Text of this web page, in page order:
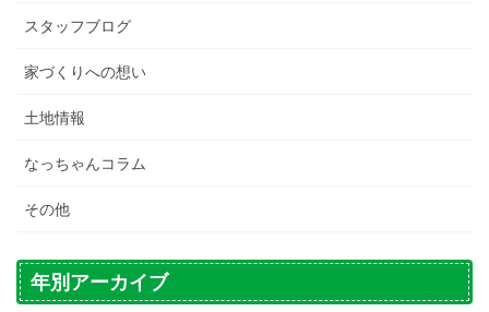
スタッフブログ
家づくりへの想い
土地情報
なっちゃんコラム
その他
年別アーカイブ